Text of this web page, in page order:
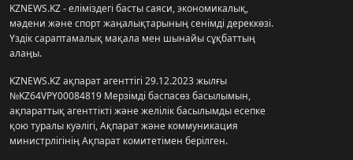
KZNEWS.KZ - еліміздегі басты саяси, экономикалық,
мәдени және спорт жаңалықтарының сенімді дереккөзі.
Үздік сараптамалық мақала мен шынайы сұқбаттың
алаңы.
KZNEWS.KZ ақпарат агенттігі 29.12.2023 жылғы
№KZ64VPY00084819 Мерзімді баспасөз басылымын,
ақпараттық агенттікті және желілік басылымды есепке
қою туралы куәлігі, Ақпарат және коммуникация
министрлігінің Ақпарат комитетімен берілген.